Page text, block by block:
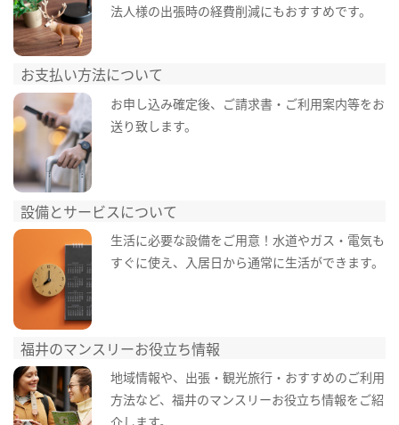
法人様の出張時の経費削減にもおすすめです。
お支払い方法について
お申し込み確定後、ご請求書・ご利用案内等をお
送り致します。
設備とサービスについて
生活に必要な設備をご用意！水道やガス・電気も
すぐに使え、入居日から通常に生活ができます。
福井のマンスリーお役立ち情報
地域情報や、出張・観光旅行・おすすめのご利用
方法など、福井のマンスリーお役立ち情報をご紹